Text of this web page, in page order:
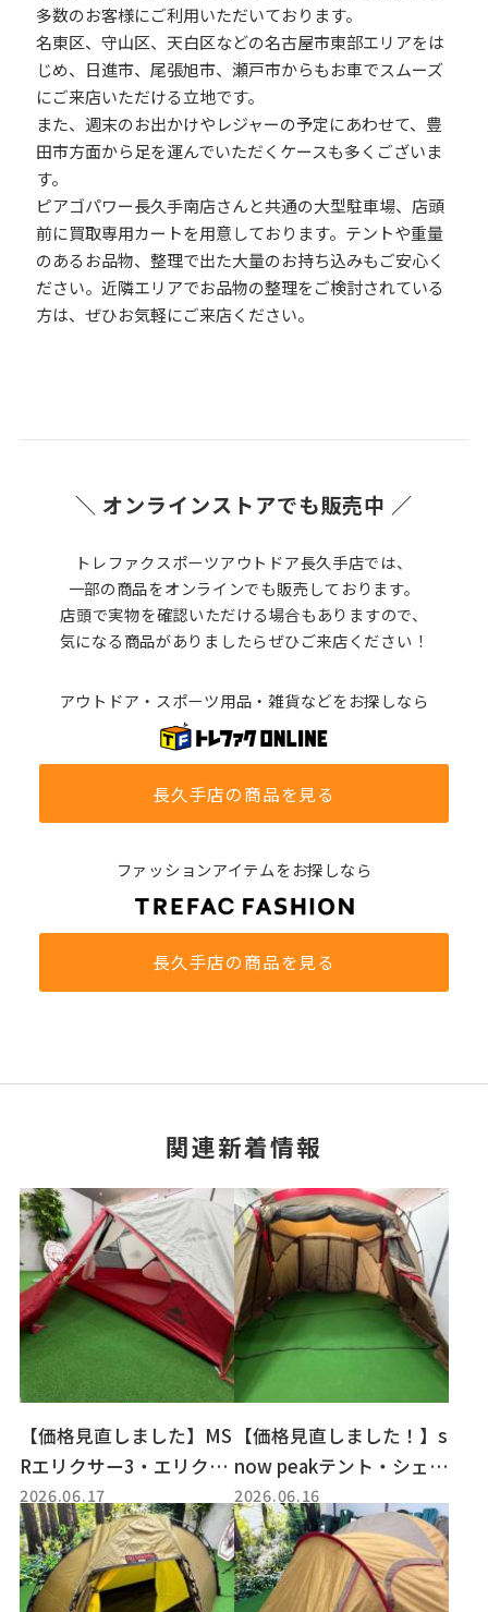
多数のお客様にご利用いただいております。
名東区、守山区、天白区などの名古屋市東部エリアをは
じめ、日進市、尾張旭市、瀬戸市からもお車でスムーズ
にご来店いただける立地です。
また、週末のお出かけやレジャーの予定にあわせて、豊
田市方面から足を運んでいただくケースも多くございま
す。
ピアゴパワー長久手南店さんと共通の大型駐車場、店頭
前に買取専用カートを用意しております。テントや重量
のあるお品物、整理で出た大量のお持ち込みもご安心く
ださい。近隣エリアでお品物の整理をご検討されている
方は、ぜひお気軽にご来店ください。
＼ オンラインストアでも販売中 ／
トレファクスポーツアウトドア長久手店では、
一部の商品をオンラインでも販売しております。
店頭で実物を確認いただける場合もありますので、
気になる商品がありましたらぜひご来店ください！
アウトドア・スポーツ用品・雑貨などをお探しなら
長久手店の商品を見る
ファッションアイテムをお探しなら
長久手店の商品を見る
関連新着情報
【価格見直しました】MS
Rエリクサー3・エリクサ
ー2やNaturehikeソロテ
ントがお買い得【登山・
キャンプ】
2026.06.17
【価格見直しました！】s
now peakテント・シェル
ター特集【トレファクス
ポーツアウトドア長久手
店】
2026.06.16